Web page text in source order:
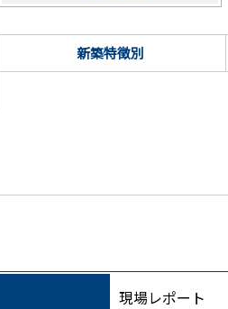
新築特徴別
現場レポート